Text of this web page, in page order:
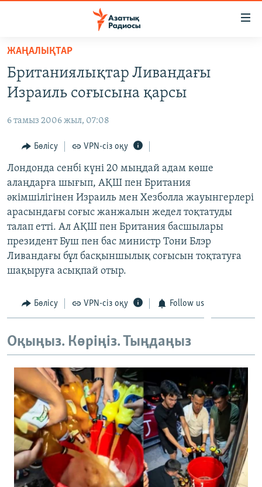
Skip
main
content
to
Navigation
Skip
to
Search
САЯСАТ
AZATTYQTV
ҚАҢТАР ОҚИҒАСЫ
АДАМ ҚҰҚЫҚТАРЫ
ӘЛЕУМЕТ
ӘЛЕМ
АРНАЙЫ ЖОБАЛАР
Русский
ЖАЗЫЛЫҢЫЗ
ЖАҢАЛЫҚТАР
Британиялықтар Ливандағы
Израиль соғысына қарсы
6 тамыз 2006 жыл, 07:08
Бөлісу VPN-сіз оқу
Лондонда сенбі күні 20 мыңдай адам көше
алаңдарға шығып, АҚШ пен Британия
әкімшілігінен Израиль мен Хезболла жауынгерлері
арасындағы соғыс жанжалын жедел тоқтатуды
талап етті. Ал АҚШ пен Британия басшылары
президент Буш пен бас министр Тони Блэр
Ливандағы бұл басқыншылық соғысын тоқтатуға
шақыруға асықпай отыр.
Бөлісу VPN-сіз оқу Follow us
Оқыңыз. Көріңіз. Тыңдаңыз